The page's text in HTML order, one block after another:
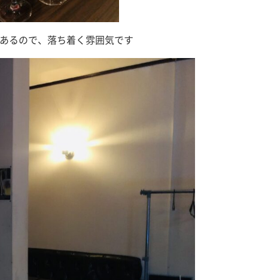
るので、落ち着く雰囲気です